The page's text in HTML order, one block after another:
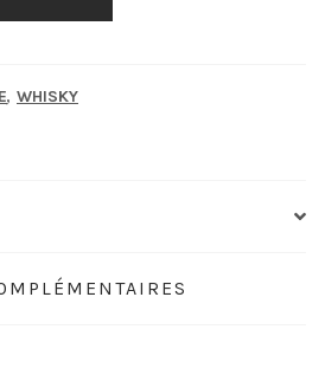
, WHISKY